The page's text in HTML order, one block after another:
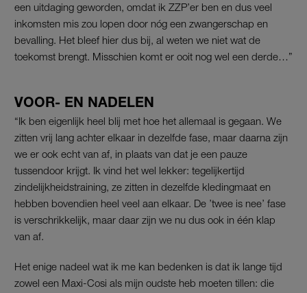
een uitdaging geworden, omdat ik ZZP’er ben en dus veel
inkomsten mis zou lopen door nóg een zwangerschap en
bevalling. Het bleef hier dus bij, al weten we niet wat de
toekomst brengt. Misschien komt er ooit nog wel een derde…”
VOOR- EN NADELEN
“Ik ben eigenlijk heel blij met hoe het allemaal is gegaan. We
zitten vrij lang achter elkaar in dezelfde fase, maar daarna zijn
we er ook echt van af, in plaats van dat je een pauze
tussendoor krijgt. Ik vind het wel lekker: tegelijkertijd
zindelijkheidstraining, ze zitten in dezelfde kledingmaat en
hebben bovendien heel veel aan elkaar. De ’twee is nee’ fase
is verschrikkelijk, maar daar zijn we nu dus ook in één klap
van af.
Het enige nadeel wat ik me kan bedenken is dat ik lange tijd
zowel een Maxi-Cosi als mijn oudste heb moeten tillen: die